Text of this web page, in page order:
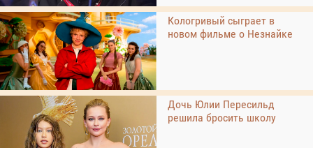
Кологривый сыграет в
новом фильме о Незнайке
Дочь Юлии Пересильд
решила бросить школу